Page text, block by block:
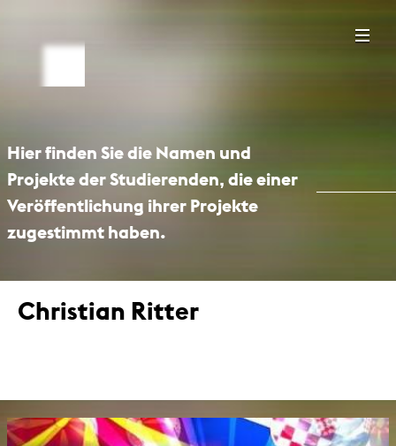
Hier finden Sie die Namen und
Projekte der Studierenden, die einer
Veröffentlichung ihrer Projekte
zugestimmt haben.
Christian Ritter